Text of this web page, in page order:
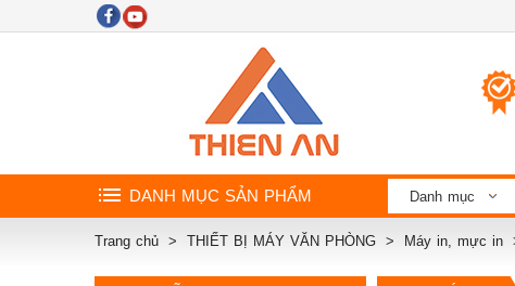
DANH MỤC SẢN PHẨM Danh mục
Trang chủ THIẾT BỊ MÁY VĂN PHÒNG Máy in, mực in